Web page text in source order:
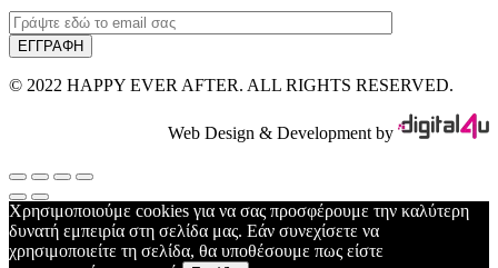
© 2022 HAPPY EVER AFTER. ALL RIGHTS RESERVED.
Web Design & Development by
Χρησιμοποιούμε cookies για να σας προσφέρουμε την καλύτερη
δυνατή εμπειρία στη σελίδα μας. Εάν συνεχίσετε να
χρησιμοποιείτε τη σελίδα, θα υποθέσουμε πως είστε